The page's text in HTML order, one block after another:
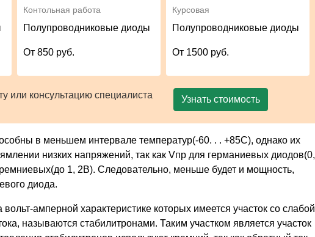
Контольная работа
Полупроводниковые диоды
От 850 руб.
Курсовая
Полупроводниковые диоды
От 1500 руб.
или консультацию специалиста
Узнать стоимость
в меньшем интервале температур(-60. . . +85C), однако их
низких напряжений, так как Vпр для германиевых диодов(0,
1, 2В). Следовательно, меньше будет и мощность,
диода.
амперной характеристике которых имеется участок со слабой
называются стабилитронами. Таким участком является участок